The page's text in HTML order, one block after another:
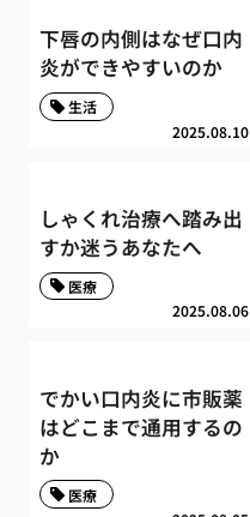
下唇の内側はなぜ口内
炎ができやすいのか
2025.08.10
生活
しゃくれ治療へ踏み出
すか迷うあなたへ
2025.08.06
医療
でかい口内炎に市販薬
はどこまで通用するの
か
医療